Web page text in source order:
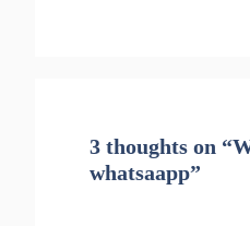
3 thoughts on
whatsaapp”